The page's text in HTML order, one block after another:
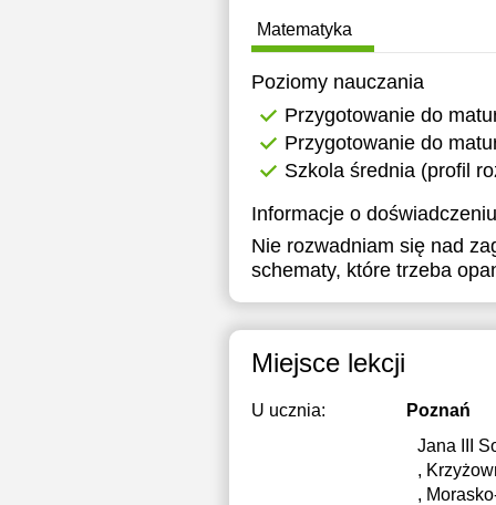
Matematyka
Poziomy nauczania
Przygotowanie do
Przygotowanie do
Szkola średnia (profil
Informacje o
Nie rozwadniam się nad
schematy, które trzeba
Miejsce lekcji
U ucznia:
Poznań
Jana III
,
,